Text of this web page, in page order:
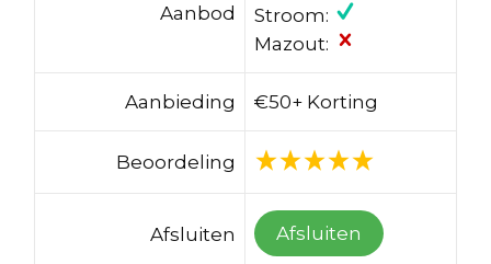
Aanbod
Stroom:
Mazout:
Aanbieding €50+ Korting
Beoordeling
Afsluiten Afsluiten